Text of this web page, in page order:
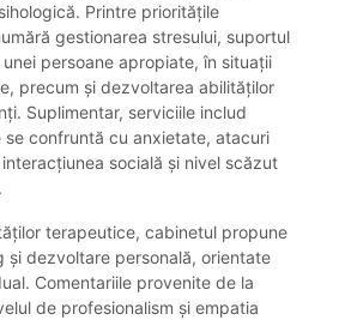
Printre prioritățile
gestionarea stresului, suportul
persoane apropiate, în situații
precum și dezvoltarea abilităților
Suplimentar, serviciile includ
se confruntă cu anxietate, atacuri
socială și nivel scăzut
terapeutice, cabinetul propune
și dezvoltare personală, orientate
Comentariile provenite de la
de profesionalism și empatia